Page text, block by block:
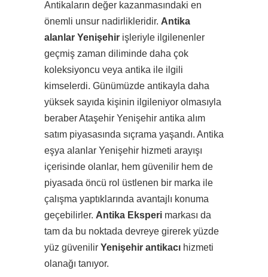
Antikaların değer kazanmasındaki en
önemli unsur nadirlikleridir. Antika
alanlar Yenişehir işleriyle ilgilenenler
geçmiş zaman diliminde daha çok
koleksiyoncu veya antika ile ilgili
kimselerdi. Günümüzde antikayla daha
yüksek sayıda kişinin ilgileniyor olmasıyla
beraber Ataşehir Yenişehir antika alım
satım piyasasında sıçrama yaşandı. Antika
eşya alanlar Yenişehir hizmeti arayışı
içerisinde olanlar, hem güvenilir hem de
piyasada öncü rol üstlenen bir marka ile
çalışma yaptıklarında avantajlı konuma
geçebilirler. Antika Eksperi markası da
tam da bu noktada devreye girerek yüzde
yüz güvenilir Yenişehir antikacı hizmeti
olanağı tanıyor.